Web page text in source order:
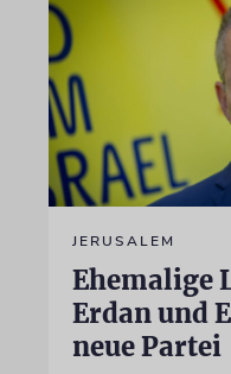
JERUSALEM
Ehemalige
Erdan und
neue Partei